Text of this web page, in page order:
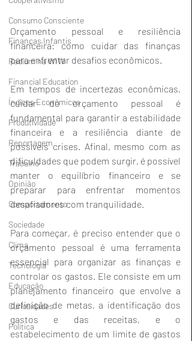
Consumo Consciente
Finanças Infantis
Radium na WIW
Financial Education
Índices Econômicos
Produtividade
Reportagem
Trabalho
Opinião
Comportamento
Sociedade
Clima
Tecnologia
Educação
Curiosidades
Política
Orçamento pessoal e resiliência
financeira: como cuidar das finanças
para enfrentar desafios econômicos.
Em tempos de incertezas econômicas,
cuidar do orçamento pessoal é
fundamental para garantir a estabilidade
financeira e a resiliência diante de
possíveis crises. Afinal, mesmo com as
dificuldades que podem surgir, é possível
manter o equilíbrio financeiro e se
preparar para enfrentar momentos
desafiadores com tranquilidade.
Para começar, é preciso entender que o
orçamento pessoal é uma ferramenta
essencial para organizar as finanças e
controlar os gastos. Ele consiste em um
planejamento financeiro que envolve a
definição de metas, a identificação dos
gastos e das receitas, e o
estabelecimento de um limite de gastos